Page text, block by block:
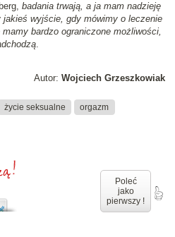
badania trwają, a ja mam nadzieję
jakieś wyjście, gdy mówimy o leczenie
bardzo ograniczone możliwości,
.
Autor: Wojciech Grzeszkowiak
życie seksualne orgazm
Poleć
jako
pierwszy !